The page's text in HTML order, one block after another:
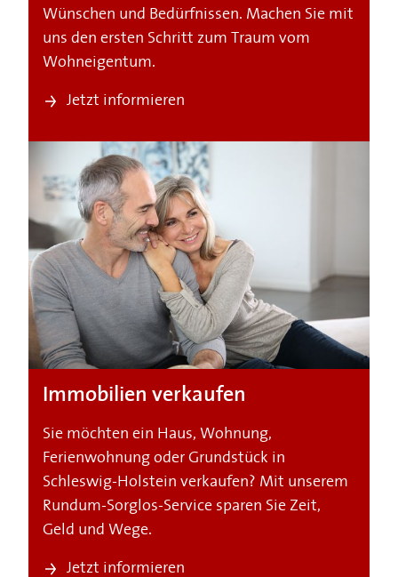
Wünschen und Bedürfnissen. Machen Sie mit
uns den ersten Schritt zum Traum vom
Wohneigentum.
Jetzt informieren
Immobilien verkaufen
Sie möchten ein Haus, Wohnung,
Ferienwohnung oder Grundstück in
Schleswig-Holstein verkaufen? Mit unserem
Rundum-Sorglos-Service sparen Sie Zeit,
Geld und Wege.
Jetzt informieren